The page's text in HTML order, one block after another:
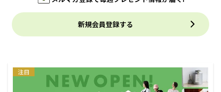
新規会員登録する
注目